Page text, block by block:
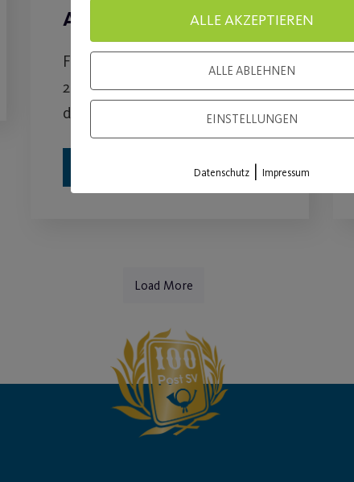
April 2023
Functional Boxing ab 18. April
2023 als Dauersportstunde in
der Fitlounge
Load More
ALLE AKZEPTIEREN
ALLE ABLEHNEN
EINSTELLUNGEN
Datenschutz | Impressum